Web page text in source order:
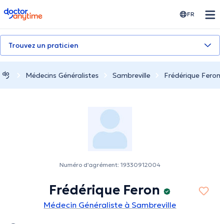
doctoranytime FR
Trouvez un praticien
Médecins Généralistes Sambreville Frédérique Feron
Numéro d'agrément: 19330912004
Frédérique Feron
Médecin Généraliste à Sambreville